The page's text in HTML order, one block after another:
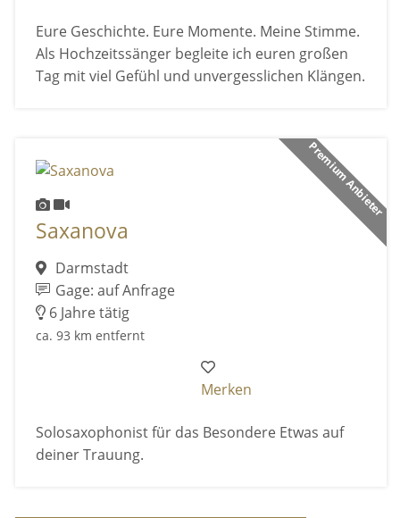
Eure Geschichte. Eure Momente. Meine Stimme.
Als Hochzeitssänger begleite ich euren großen
Tag mit viel Gefühl und unvergesslichen Klängen.
Premium Anbieter
Saxanova
Darmstadt
Gage: auf Anfrage
6 Jahre tätig
ca. 93 km entfernt
Merken
Solosaxophonist für das Besondere Etwas auf
deiner Trauung.